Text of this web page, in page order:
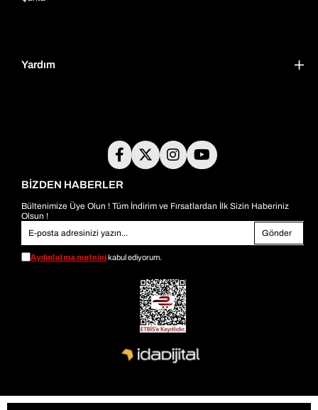
Yardım
BİZDEN HABERLER
Bültenimize Üye Olun ! Tüm İndirim ve Fırsatlardan İlk Sizin Haberiniz
Olsun !
Gönder
Aydınlatma metninikabul ediyorum.